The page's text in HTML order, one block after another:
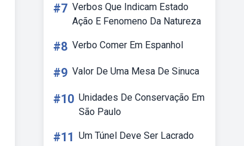
#7 Verbos Que Indicam Estado
Ação E Fenomeno Da Natureza
#8 Verbo Comer Em Espanhol
#9 Valor De Uma Mesa De Sinuca
#10 Unidades De Conservação Em
São Paulo
#11 Um Túnel Deve Ser Lacrado